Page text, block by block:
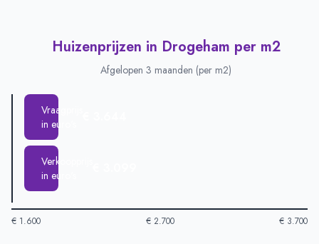
Huizenprijzen in Drogeham per m2
Afgelopen 3 maanden (per m2)
Vraagprijs
in euro's
Verkoopprijs
in euro's
€ 1.600 € 2.700 € 3.700